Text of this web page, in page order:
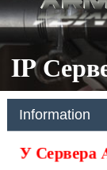
IP
Information
У Сервера